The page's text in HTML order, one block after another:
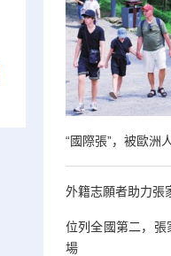
“國際張”，被歐洲
外籍志願者助力張
位列全國第二，張
場